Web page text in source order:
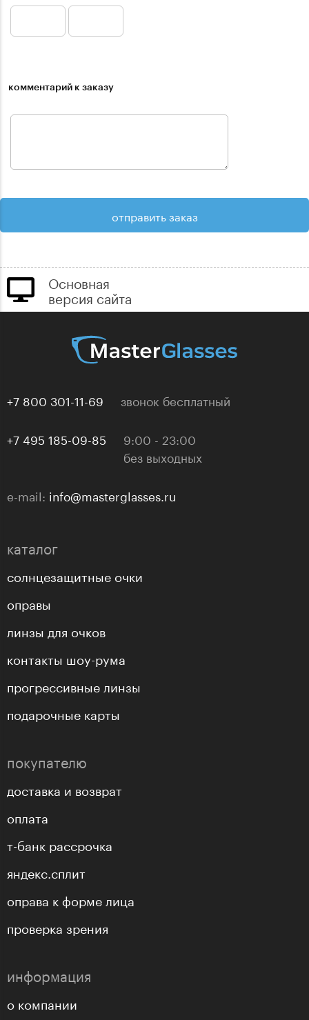
комментарий к заказу
Основная
версия сайта
+7 800 301-11-69 звонок бесплатный
+7 495 185-09-85
9:00 - 23:00
без выходных
e-mail: info@masterglasses.ru
каталог
солнцезащитные очки
оправы
линзы для очков
контакты шоу-рума
прогрессивные линзы
подарочные карты
покупателю
доставка и возврат
оплата
т-банк рассрочка
яндекс.сплит
оправа к форме лица
проверка зрения
информация
о компании